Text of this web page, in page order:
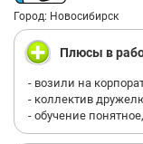
Город: Новосибирск
Плюсы в
- возили на
- коллектив
- обучение